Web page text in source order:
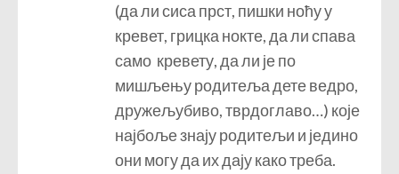
(да ли сиса прст, пишки ноћу у
кревет, грицка нокте, да ли спава
само кревету, да ли је по
мишљењу родитеља дете ведро,
дружељубиво, тврдоглаво…) које
најбоље знају родитељи и једино
они могу да их дају како треба.